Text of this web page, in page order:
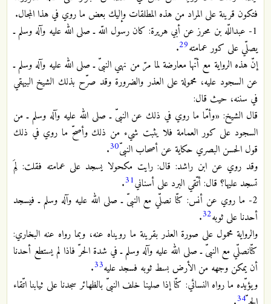
فتكون قرينة على المراد من هذه المطلقات وإليك بعض ما روي في هذا المجال.
1- عبداللّه بن محرز عن أبي هريرة: كان رسول اللّه ـ صلى الله عليه وآله وسلم ـ
يصلّي على كور عمامته29
.
إنّ هذه الرواية مع أنّها معارضة لما مرّ من نهي النبىّ ـ صلى الله عليه وآله وسلم ـ
عن السجود عليه، محمولة على العذر والضرورة وقد صرّح بذلك الشيخ البيهقي
في سننه، حيث قال:
قال الشيخ: «وأمّا ما روي في ذلك عن النبىّ ـ صلى الله عليه وآله وسلم ـ من
السجود على كور العمامة فلا يثبت شيء من ذلك وأصحّ ما روي في ذلك
قول الحسن البصري حكاية عن أصحاب النبىّ30
.
وقد روي عن ابن راشد: قال: رايت مكحولا يسجد على عمامته فقلت: لِمَ
تسجد عليها؟ قال: أتّقي البرد على أسناني31
.
2- ما روي عن أنس: كنّا نصلّي مع النبىّ ـ صلى الله عليه وآله وسلم ـ فيسجد
أحدنا على ثوبه32
.
والرواية محمول على صورة العذر بقرينة ما رويناه عنه، وبما رواه عنه البخاري:
كنّانصلّي مع النبىّ ـ صلى الله عليه وآله وسلم ـ في شدة الحرّ فاذا لم يستطع أحدنا
أن يمكن وجهه من الأرض بسط ثوبه فسجد عليه33
.
ويؤيّده ما رواه النسائي: كنّا إذا صلينا خلف النبىّ بالظهائر سجدنا على ثيابنا اتّقاء
34